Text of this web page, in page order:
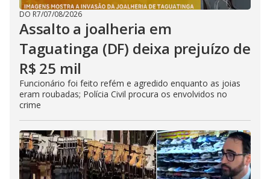
DO R7/07/08/2026
Assalto a joalheria em
Taguatinga (DF) deixa prejuízo de
R$ 25 mil
Funcionário foi feito refém e agredido enquanto as joias
eram roubadas; Polícia Civil procura os envolvidos no
crime